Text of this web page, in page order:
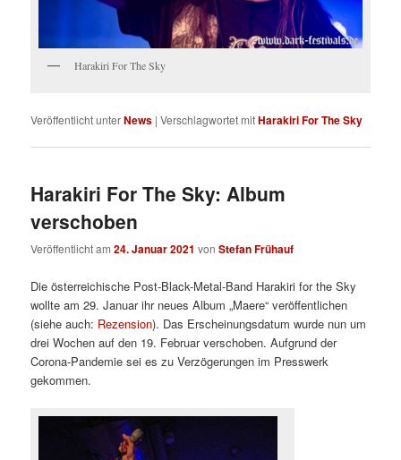
Harakiri For The Sky
Veröffentlicht unterNews |Verschlagwortet mitHarakiri For The Sky
Harakiri For The Sky: Album
verschoben
Veröffentlicht am24. Januar 2021 vonStefan Frühauf
Die österreichische Post-Black-Metal-Band Harakiri for the Sky
wollte am 29. Januar ihr neues Album „Maere“ veröffentlichen
(siehe auch: Rezension). Das Erscheinungsdatum wurde nun um
drei Wochen auf den 19. Februar verschoben. Aufgrund der
Corona-Pandemie sei es zu Verzögerungen im Presswerk
gekommen.